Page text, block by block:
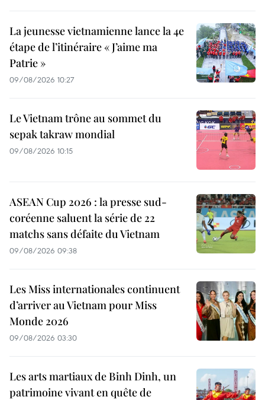
La jeunesse vietnamienne lance la 4e
étape de l’itinéraire « J’aime ma
Patrie »
09/08/2026 10:27
Le Vietnam trône au sommet du
sepak takraw mondial
09/08/2026 10:15
ASEAN Cup 2026 : la presse sud-
coréenne saluent la série de 22
matchs sans défaite du Vietnam
09/08/2026 09:38
Les Miss internationales continuent
d’arriver au Vietnam pour Miss
Monde 2026
09/08/2026 03:30
Les arts martiaux de Binh Dinh, un
patrimoine vivant en quête de